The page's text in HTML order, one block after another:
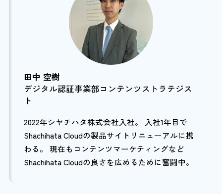
田中 空樹
デジタル認証事業部コンテンツストラテジス
ト
2022年シヤチハタ株式会社入社。 入社1年目で
Shachihata Cloudの製品サイトリニューアルに携
わる。 現在もコンテンツマーケティングなど
Shachihata Cloudの良さを広めるために奮闘中。